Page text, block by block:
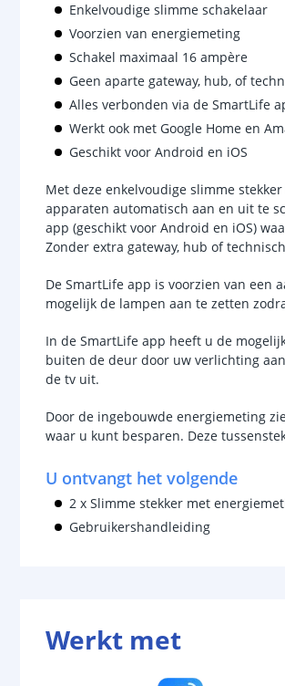
Enkelvoudige slimme schakelaar
Voorzien van energiemeting
Schakel maximaal 16 ampère
Geen aparte gateway, hub, of
Alles verbonden via de SmartLife
Werkt ook met Google Home en
Geschikt voor Android en iOS
Met deze enkelvoudige slimme
apparaten automatisch aan en uit te
app (geschikt voor Android en iOS)
Zonder extra gateway, hub of
De SmartLife app is voorzien van een
mogelijk de lampen aan te zetten
In de SmartLife app heeft u de
buiten de deur door uw verlichting
de tv uit.
Door de ingebouwde energiemeting
waar u kunt besparen. Deze
U ontvangt het volgende
2 x Slimme stekker met
Gebruikershandleiding
Werkt met